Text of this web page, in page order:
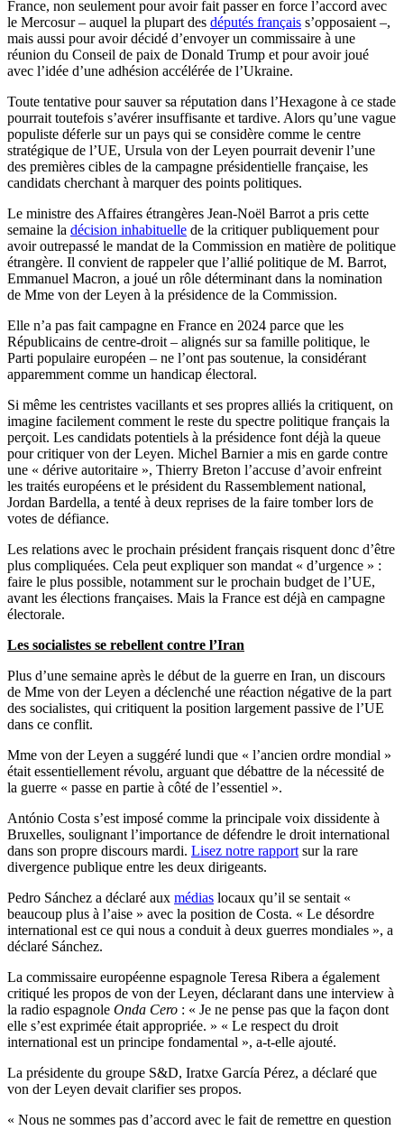
France, non seulement pour avoir fait passer en force l’accord avec
le Mercosur – auquel la plupart des députés français s’opposaient –,
mais aussi pour avoir décidé d’envoyer un commissaire à une
réunion du Conseil de paix de Donald Trump et pour avoir joué
avec l’idée d’une adhésion accélérée de l’Ukraine.
Toute tentative pour sauver sa réputation dans l’Hexagone à ce stade
pourrait toutefois s’avérer insuffisante et tardive. Alors qu’une vague
populiste déferle sur un pays qui se considère comme le centre
stratégique de l’UE, Ursula von der Leyen pourrait devenir l’une
des premières cibles de la campagne présidentielle française, les
candidats cherchant à marquer des points politiques.
Le ministre des Affaires étrangères Jean-Noël Barrot a pris cette
semaine la décision inhabituelle de la critiquer publiquement pour
avoir outrepassé le mandat de la Commission en matière de politique
étrangère. Il convient de rappeler que l’allié politique de M. Barrot,
Emmanuel Macron, a joué un rôle déterminant dans la nomination
de Mme von der Leyen à la présidence de la Commission.
Elle n’a pas fait campagne en France en 2024 parce que les
Républicains de centre-droit – alignés sur sa famille politique, le
Parti populaire européen – ne l’ont pas soutenue, la considérant
apparemment comme un handicap électoral.
Si même les centristes vacillants et ses propres alliés la critiquent, on
imagine facilement comment le reste du spectre politique français la
perçoit. Les candidats potentiels à la présidence font déjà la queue
pour critiquer von der Leyen. Michel Barnier a mis en garde contre
une « dérive autoritaire », Thierry Breton l’accuse d’avoir enfreint
les traités européens et le président du Rassemblement national,
Jordan Bardella, a tenté à deux reprises de la faire tomber lors de
votes de défiance.
Les relations avec le prochain président français risquent donc d’être
plus compliquées. Cela peut expliquer son mandat « d’urgence » :
faire le plus possible, notamment sur le prochain budget de l’UE,
avant les élections françaises. Mais la France est déjà en campagne
électorale.
Les socialistes se rebellent contre l’Iran
Plus d’une semaine après le début de la guerre en Iran, un discours
de Mme von der Leyen a déclenché une réaction négative de la part
des socialistes, qui critiquent la position largement passive de l’UE
dans ce conflit.
Mme von der Leyen a suggéré lundi que « l’ancien ordre mondial »
était essentiellement révolu, arguant que débattre de la nécessité de
la guerre « passe en partie à côté de l’essentiel ».
António Costa s’est imposé comme la principale voix dissidente à
Bruxelles, soulignant l’importance de défendre le droit international
dans son propre discours mardi. Lisez notre rapport sur la rare
divergence publique entre les deux dirigeants.
Pedro Sánchez a déclaré aux médias locaux qu’il se sentait «
beaucoup plus à l’aise » avec la position de Costa. « Le désordre
international est ce qui nous a conduit à deux guerres mondiales », a
déclaré Sánchez.
La commissaire européenne espagnole Teresa Ribera a également
critiqué les propos de von der Leyen, déclarant dans une interview à
la radio espagnole Onda Cero : « Je ne pense pas que la façon dont
elle s’est exprimée était appropriée. » « Le respect du droit
international est un principe fondamental », a-t-elle ajouté.
La présidente du groupe S&D, Iratxe García Pérez, a déclaré que
von der Leyen devait clarifier ses propos.
« Nous ne sommes pas d’accord avec le fait de remettre en question